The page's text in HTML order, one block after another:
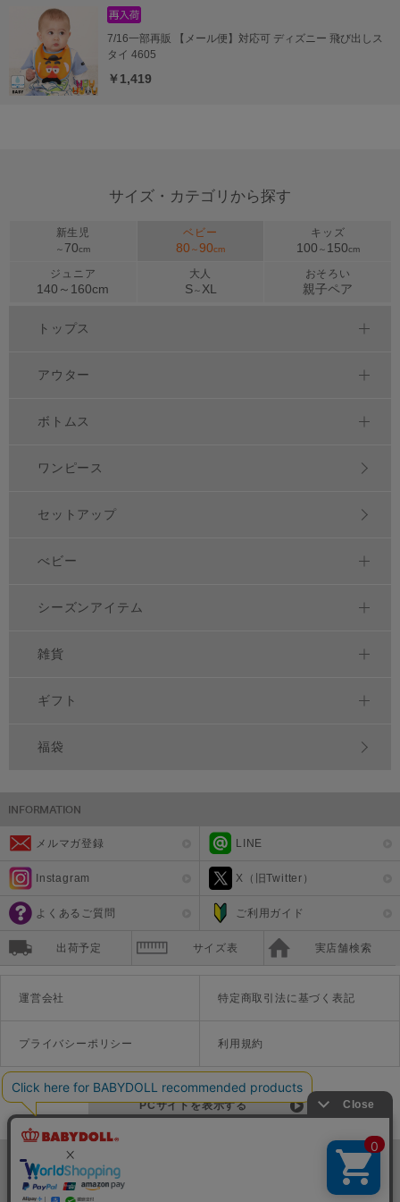
7/16一部再販 【メール便】対応可 ディズニー 飛び出しス
タイ 4605
￥1,419
サイズ・カテゴリから探す
新生児
～ 70cm
ベビー
80 ～90cm
キッズ
100 ～ 150cm
ジュニア
140～ 160cm
大人
S～ XL
おそろい
親子ペア
トップス
アウター
ボトムス
ワンピース
セットアップ
べビー
シーズンアイテム
雑貨
ギフト
福袋
メルマガ登録 LINE
Instagram X（旧Twitter）
よくあるご質問 ご利用ガイド
出荷予定 サイズ表 実店舗検索
運営会社 特定商取引法に基づく表記
プライバシーポリシー 利用規約
PCサイトを表示する
©Disney ©Disney/Pixar ©Disney. Based on the "Winnie the Pooh" works by A.A. Milne and E.H. Shepard.